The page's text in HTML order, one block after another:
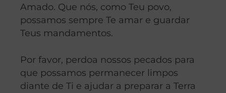
Amado. Que nós, como Teu povo,
possamos sempre Te amar e guardar
Teus mandamentos.
Por favor, perdoa nossos pecados para
que possamos permanecer limpos
diante de Ti e ajudar a preparar a Terra